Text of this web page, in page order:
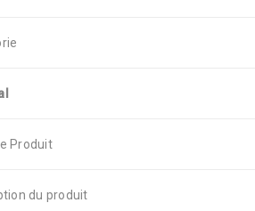
Produit
du produit